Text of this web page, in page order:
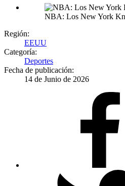
NBA: Los New York
Región:
EEUU
Categoría:
Deportes
Fecha de publicación:
14 de Junio de 2026